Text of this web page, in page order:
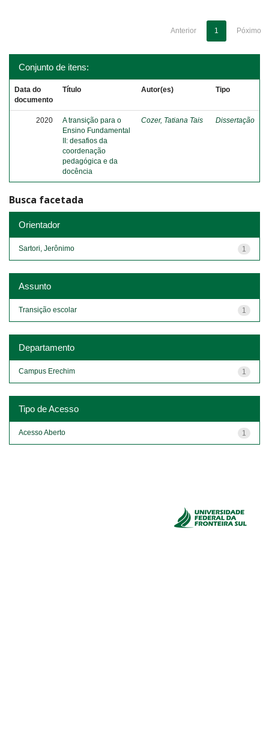
Anterior 1 Póximo
Conjunto de itens:
Data do
documento
Título Autor(es) Tipo
2020
A transição para o
Ensino Fundamental
II: desafios da
coordenação
pedagógica e da
docência
Cozer, Tatiana Tais Dissertação
Busca facetada
Orientador
1
Sartori, Jerônimo
Assunto
1
Transição escolar
Departamento
1
Campus Erechim
Tipo de Acesso
1
Acesso Aberto